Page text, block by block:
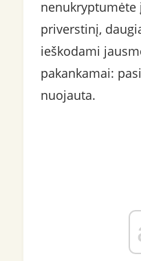
nenukryptumėte
priverstinį,
ieškodami
pakankamai:
nuojauta.